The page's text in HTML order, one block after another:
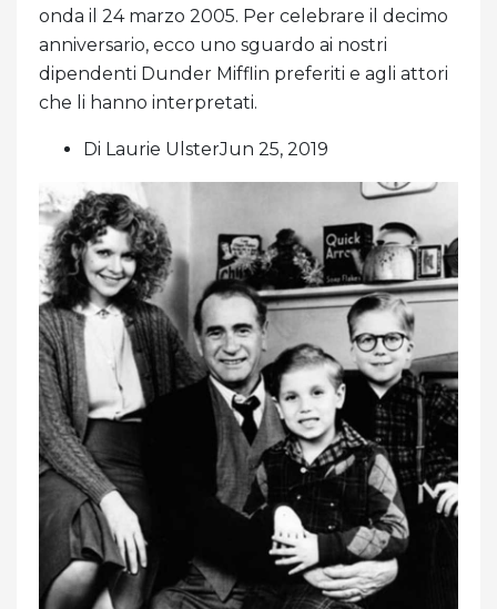
onda il 24 marzo 2005. Per celebrare il decimo
anniversario, ecco uno sguardo ai nostri
dipendenti Dunder Mifflin preferiti e agli attori
che li hanno interpretati.
Di Laurie UlsterJun 25, 2019